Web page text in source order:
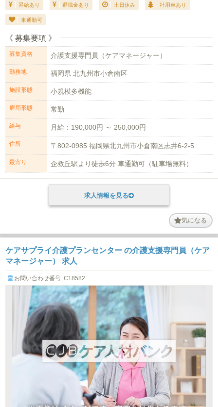
昇給あり 退職金あり 土日休み 社用車あり
車通勤可
《 募集要項 》
募集資格 介護支援専門員（ケアマネージャー）
勤務地 福岡県 北九州市小倉南区
施設形態 小規模多機能
雇用形態 常勤
給与 月給：190,000円 ～ 250,000円
住所 〒802-0985 福岡県北九州市小倉南区志井6-2-5
最寄り 企救丘駅より徒歩6分 車通勤可（駐車場無料）
求人情報を見る
気になる
ケアサプライ介護プランセンター の介護支援専門員（ケア
マネージャー） 求人
お問い合わせ番号 :C18582